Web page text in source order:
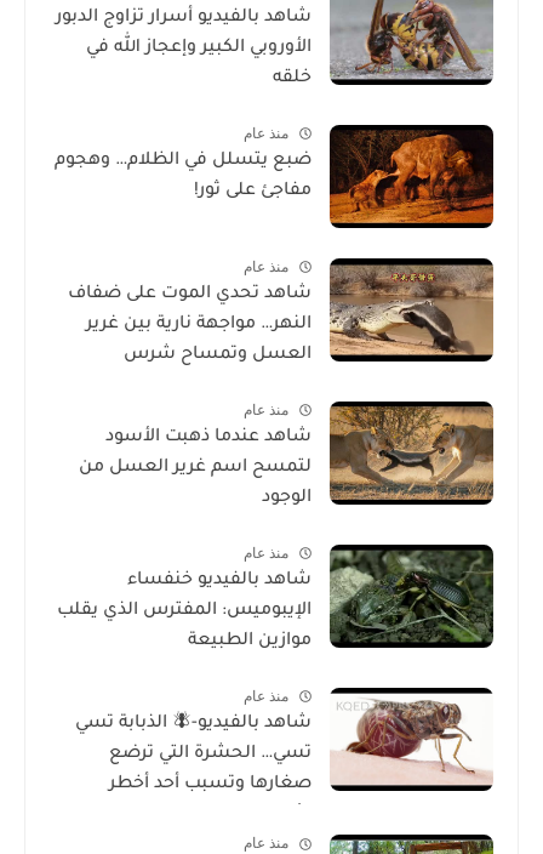
شاهد بالفيديو أسرار تزاوج الدبور
الأوروبي الكبير وإعجاز الله في
خلقه
منذ عام
ضبع يتسلل في الظلام… وهجوم
مفاجئ على ثور!
منذ عام
شاهد تحدي الموت على ضفاف
النهر… مواجهة نارية بين غرير
العسل وتمساح شرس
منذ عام
شاهد عندما ذهبت الأسود
لتمسح اسم غرير العسل من
الوجود
منذ عام
شاهد بالفيديو خنفساء
الإيبوميس: المفترس الذي يقلب
موازين الطبيعة
منذ عام
شاهد بالفيديو-🪰 الذبابة تسي
تسي… الحشرة التي ترضع
صغارها وتسبب أحد أخطر
منذ عام